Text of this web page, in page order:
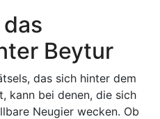
Beytur
das sich hinter dem
kann bei denen, die sich
Neugier wecken. Ob